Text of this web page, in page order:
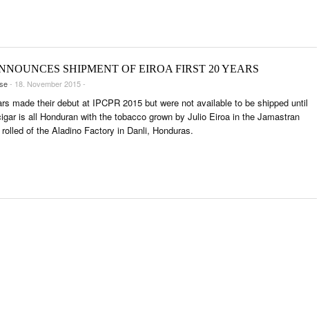
SHIPMENT OF EIROA FIRST 20 YEARS
- 18. November 2015 -
made their debut at IPCPR 2015 but were not available to be shipped until
is all Honduran with the tobacco grown by Julio Eiroa in the Jamastran
of the Aladino Factory in Danli, Honduras.